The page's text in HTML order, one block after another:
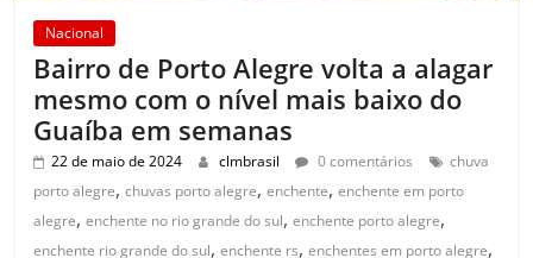
Nacional
Bairro de Porto Alegre volta a alagar
mesmo com o nível mais baixo do
Guaíba em semanas
22 de maio de 2024 clmbrasil 0 comentários
chuva
porto alegre,chuvas porto alegre,enchente,enchente em porto
alegre,enchente no rio grande do sul,enchente porto alegre,
enchente rio grande do sul,enchente rs,enchentes em porto alegre,